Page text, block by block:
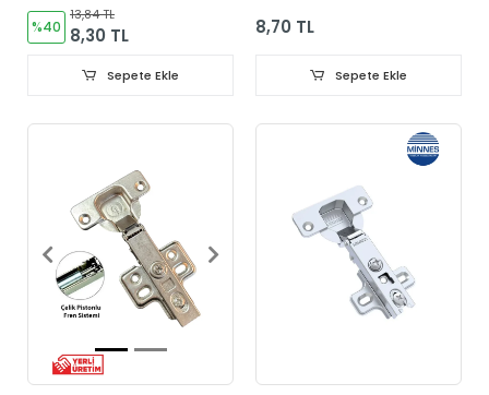
%40
13,84 TL
8,30 TL
Sepete Ekle
8,70 TL
Sepete Ekle